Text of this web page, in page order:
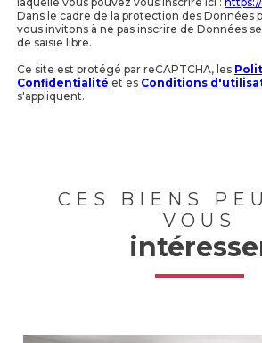
Dans le cadre de la protection des Données
vous invitons à ne pas inscrire de Données
de saisie libre.
Ce site est protégé par reCAPTCHA, les
Confidentialité et es Conditions
s'appliquent.
CES BIENS
VOUS